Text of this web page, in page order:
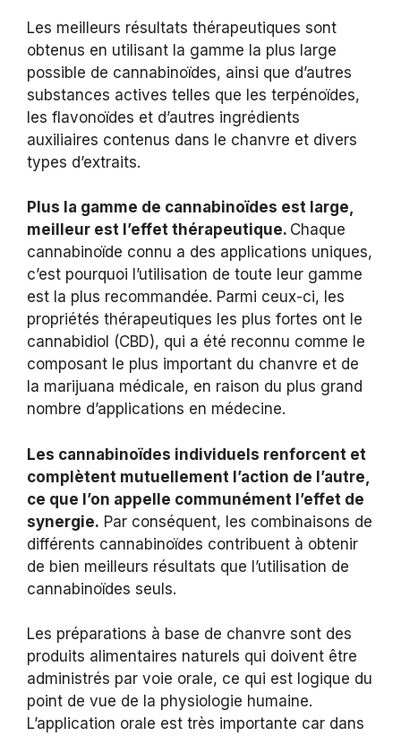
Les meilleurs résultats thérapeutiques sont
obtenus en utilisant la gamme la plus large
possible de cannabinoïdes, ainsi que d’autres
substances actives telles que les terpénoïdes,
les flavonoïdes et d’autres ingrédients
auxiliaires contenus dans le chanvre et divers
types d’extraits.
Plus la gamme de cannabinoïdes est large,
meilleur est l’effet thérapeutique. Chaque
cannabinoïde connu a des applications uniques,
c’est pourquoi l’utilisation de toute leur gamme
est la plus recommandée. Parmi ceux-ci, les
propriétés thérapeutiques les plus fortes ont le
cannabidiol (CBD), qui a été reconnu comme le
composant le plus important du chanvre et de
la marijuana médicale, en raison du plus grand
nombre d’applications en médecine.
Les cannabinoïdes individuels renforcent et
complètent mutuellement l’action de l’autre,
ce que l’on appelle communément l’effet de
synergie. Par conséquent, les combinaisons de
différents cannabinoïdes contribuent à obtenir
de bien meilleurs résultats que l’utilisation de
cannabinoïdes seuls.
Les préparations à base de chanvre sont des
produits alimentaires naturels qui doivent être
administrés par voie orale, ce qui est logique du
point de vue de la physiologie humaine.
L’application orale est très importante car dans